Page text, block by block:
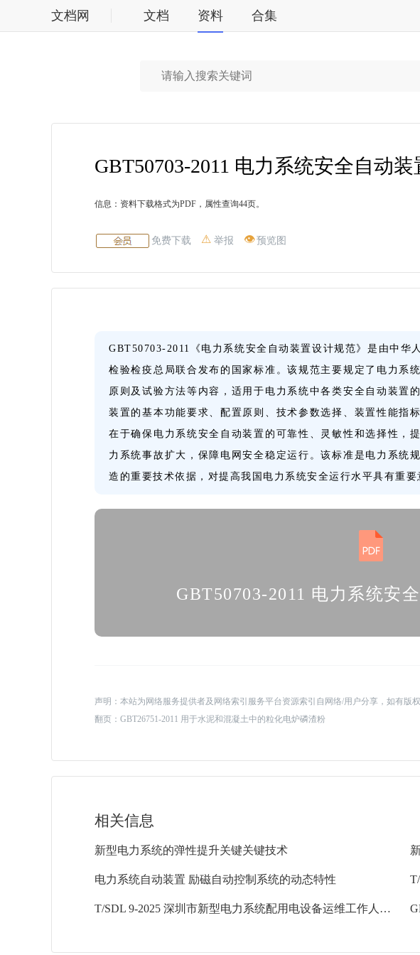
文档网 文档 资料 合集
GBT50703-2011 电力系统安全自动
信息：资料下载格式为PDF，属性查询44页。
免费下载 举报 预览图
GBT50703-2011《电力系统安全自动装置设计规范》是由中华
检验检疫总局联合发布的国家标准。该规范主要规定了电力系
原则及试验方法等内容，适用于电力系统中各类安全自动装置
装置的基本功能要求、配置原则、技术参数选择、装置性能指
在于确保电力系统安全自动装置的可靠性、灵敏性和选择性，
力系统事故扩大，保障电网安全稳定运行。该标准是电力系统
造的重要技术依据，对提高我国电力系统安全运行水平具有重要
GBT50703-2011 电力系统安
声明：本站为网络服务提供者及网络索引服务平台资源索引自网络/用户分享，如有版
翻页： GBT26751-2011 用于水泥和混凝土中的粒化电炉磷渣粉
相关信息
新型电力系统的弹性提升关键关键技术
电力系统自动装置 励磁自动控制系统的动态特性
T/SDL 9-2025 深圳市新型电力系统配用电设备运维工作人员能力评价标准